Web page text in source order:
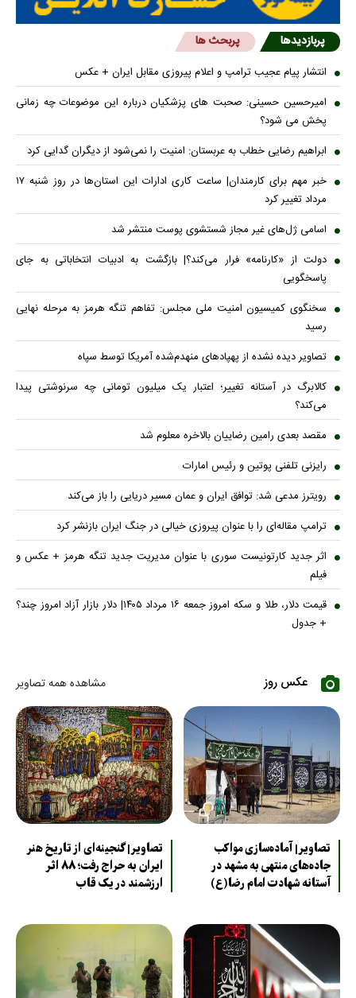
پربازدیدها پربحث ها
انتشار پیام عجیب ترامپ و اعلام پیروزی مقابل ایران + عکس
امیرحسین حسینی: صحبت های پزشکیان درباره این موضوعات چه زمانی
پخش می شود؟
ابراهیم رضایی خطاب به عربستان: امنیت را نمی‌شود از دیگران گدایی کرد
خبر مهم برای کارمندان| ساعت کاری ادارات این استان‌ها در روز شنبه ۱۷
مرداد تغییر کرد
اسامی ژل‌های غیر مجاز شستشوی پوست منتشر شد
دولت از «کارنامه» فرار می‌کند؟| بازگشت به ادبیات انتخاباتی به جای
پاسخگویی
سخنگوی کمیسیون امنیت ملی مجلس: تفاهم تنگه هرمز به مرحله نهایی
رسید
تصاویر دیده نشده از پهپادهای منهدم‌شده آمریکا توسط سپاه
کالابرگ در آستانه تغییر؛ اعتبار یک میلیون تومانی چه سرنوشتی پیدا
می‌کند؟
مقصد بعدی رامین رضاییان بالاخره معلوم شد
رایزنی تلفنی پوتین و رئیس امارات
رویترز مدعی شد: توافق ایران و عمان مسیر دریایی را باز می‌کند
ترامپ مقاله‌ای را با عنوان پیروزی خیالی در جنگ ایران بازنشر کرد
اثر جدید کارتونیست سوری با عنوان مدیریت جدید تنگه هرمز + عکس و
فیلم
قیمت دلار، طلا و سکه امروز جمعه ۱۶ مرداد ۱۴۰۵| دلار بازار آزاد امروز چند؟
+ جدول
عکس روز مشاهده همه تصاویر
تصاویر| آماده‌سازی مواکب
جاده‌های منتهی به مشهد در
آستانه شهادت امام رضا(ع)
تصاویر| گنجینه‌ای از تاریخ هنر
ایران به حراج رفت؛ ۸۸ اثر
ارزشمند در یک قاب